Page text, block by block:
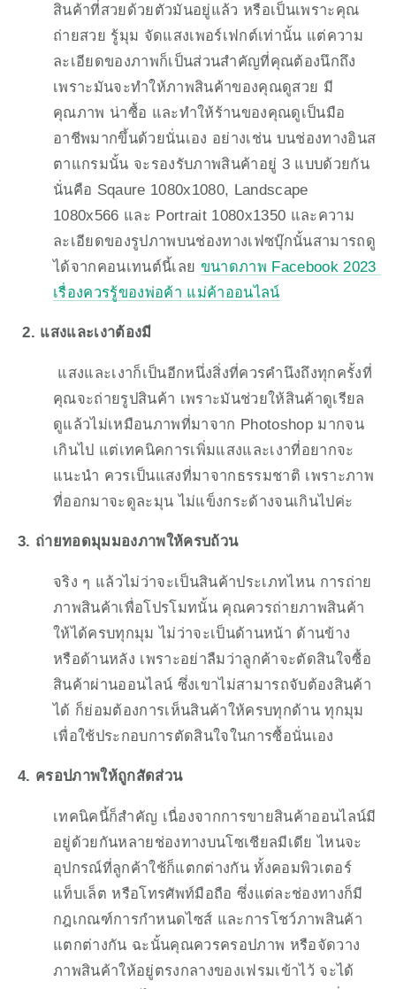
สินค้าที่สวยด้วยตัวมันอยู่แล้ว หรือเป็นเพราะคุณ
ถ่ายสวย รู้มุม จัดแสงเพอร์เฟกต์เท่านั้น แต่ความ
ละเอียดของภาพก็เป็นส่วนสำคัญที่คุณต้องนึกถึง
เพราะมันจะทำให้ภาพสินค้าของคุณดูสวย มี
คุณภาพ น่าซื้อ และทำให้ร้านของคุณดูเป็นมือ
อาชีพมากขึ้นด้วยนั่นเอง อย่างเช่น บนช่องทางอินส
ตาแกรมนั้น จะรองรับภาพสินค้าอยู่ 3 แบบด้วยกัน
นั่นคือ Sqaure 1080x1080, Landscape
1080x566 และ Portrait 1080x1350 และความ
ละเอียดของรูปภาพบนช่องทางเฟซบุ๊กนั้นสามารถดู
ได้จากคอนเทนต์นี้เลย ขนาดภาพ Facebook 2023
เรื่องควรรู้ของพ่อค้า แม่ค้าออนไลน์
2. แสงและเงาต้องมี
คุณจะถ่ายรูปสินค้า เพราะมันช่วยให้สินค้าดูเรียล
ดูแล้วไม่เหมือนภาพที่มาจาก Photoshop มากจน
เกินไป แต่เทคนิคการเพิ่มแสงและเงาที่อยากจะ
แนะนำ ควรเป็นแสงที่มาจากธรรมชาติ เพราะภาพ
ที่ออกมาจะดูละมุน ไม่แข็งกระด้างจนเกินไปค่ะ
3. ถ่ายทอดมุมมองภาพให้ครบถ้วน
จริง ๆ แล้วไม่ว่าจะเป็นสินค้าประเภทไหน การถ่าย
ภาพสินค้าเพื่อโปรโมทนั้น คุณควรถ่ายภาพสินค้า
ให้ได้ครบทุกมุม ไม่ว่าจะเป็นด้านหน้า ด้านข้าง
หรือด้านหลัง เพราะอย่าลืมว่าลูกค้าจะตัดสินใจซื้อ
สินค้าผ่านออนไลน์ ซึ่งเขาไม่สามารถจับต้องสินค้า
ได้ ก็ย่อมต้องการเห็นสินค้าให้ครบทุกด้าน ทุกมุม
เพื่อใช้ประกอบการตัดสินใจในการซื้อนั่นเอง
4. ครอปภาพให้ถูกสัดส่วน
เทคนิคนี้ก็สำคัญ เนื่องจากการขายสินค้าออนไลน์มี
อยู่ด้วยกันหลายช่องทางบนโซเชียลมีเดีย ไหนจะ
อุปกรณ์ที่ลูกค้าใช้ก็แตกต่างกัน ทั้งคอมพิวเตอร์
แท็บเล็ต หรือโทรศัพท์มือถือ ซึ่งแต่ละช่องทางก็มี
กฎเกณฑ์การกำหนดไซส์ และการโชว์ภาพสินค้า
แตกต่างกัน ฉะนั้นคุณควรครอปภาพ หรือจัดวาง
ภาพสินค้าให้อยู่ตรงกลางของเฟรมเข้าไว้ จะได้